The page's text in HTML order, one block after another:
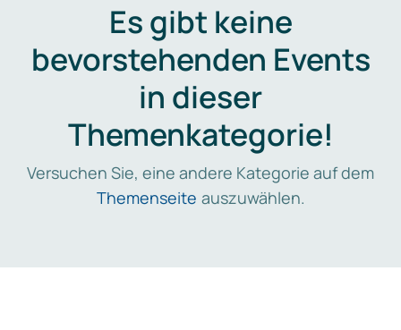
Es gibt keine
bevorstehenden Events
in dieser
Themenkategorie!
Versuchen Sie, eine andere Kategorie auf dem
Themenseite auszuwählen.